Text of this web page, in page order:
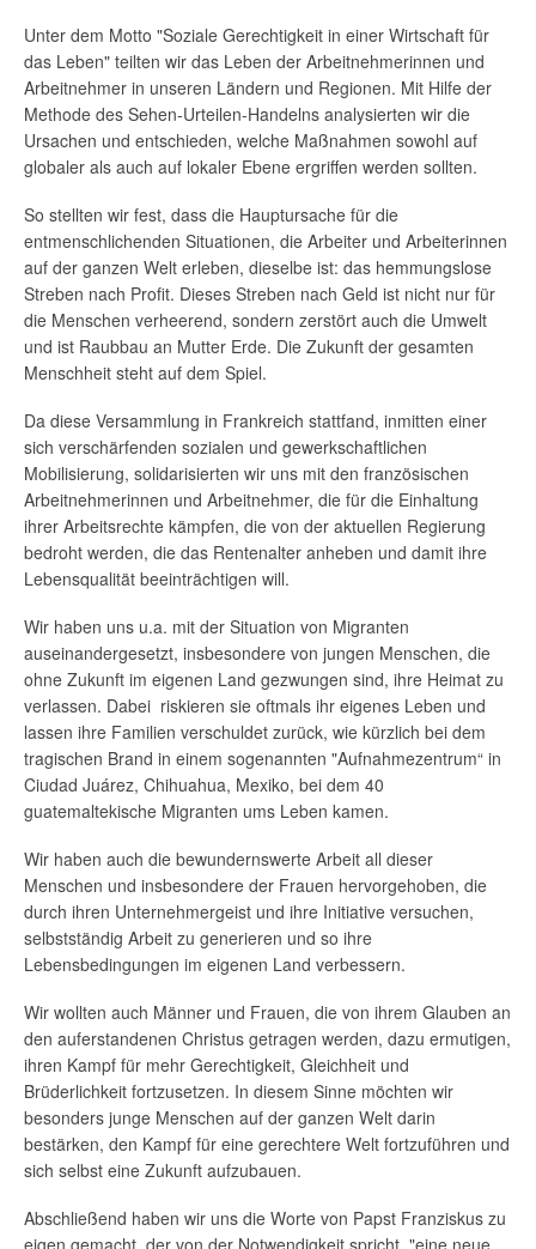
Unter dem Motto "Soziale Gerechtigkeit in einer Wirtschaft für
das Leben" teilten wir das Leben der Arbeitnehmerinnen und
Arbeitnehmer in unseren Ländern und Regionen. Mit Hilfe der
Methode des Sehen-Urteilen-Handelns analysierten wir die
Ursachen und entschieden, welche Maßnahmen sowohl auf
globaler als auch auf lokaler Ebene ergriffen werden sollten.
So stellten wir fest, dass die Hauptursache für die
entmenschlichenden Situationen, die Arbeiter und Arbeiterinnen
auf der ganzen Welt erleben, dieselbe ist: das hemmungslose
Streben nach Profit. Dieses Streben nach Geld ist nicht nur für
die Menschen verheerend, sondern zerstört auch die Umwelt
und ist Raubbau an Mutter Erde. Die Zukunft der gesamten
Menschheit steht auf dem Spiel.
Da diese Versammlung in Frankreich stattfand, inmitten einer
sich verschärfenden sozialen und gewerkschaftlichen
Mobilisierung, solidarisierten wir uns mit den französischen
Arbeitnehmerinnen und Arbeitnehmer, die für die Einhaltung
ihrer Arbeitsrechte kämpfen, die von der aktuellen Regierung
bedroht werden, die das Rentenalter anheben und damit ihre
Lebensqualität beeinträchtigen will.
Wir haben uns u.a. mit der Situation von Migranten
auseinandergesetzt, insbesondere von jungen Menschen, die
ohne Zukunft im eigenen Land gezwungen sind, ihre Heimat zu
verlassen. Dabei riskieren sie oftmals ihr eigenes Leben und
lassen ihre Familien verschuldet zurück, wie kürzlich bei dem
tragischen Brand in einem sogenannten "Aufnahmezentrum“ in
Ciudad Juárez, Chihuahua, Mexiko, bei dem 40
guatemaltekische Migranten ums Leben kamen.
Wir haben auch die bewundernswerte Arbeit all dieser
Menschen und insbesondere der Frauen hervorgehoben, die
durch ihren Unternehmergeist und ihre Initiative versuchen,
selbstständig Arbeit zu generieren und so ihre
Lebensbedingungen im eigenen Land verbessern.
Wir wollten auch Männer und Frauen, die von ihrem Glauben an
den auferstandenen Christus getragen werden, dazu ermutigen,
ihren Kampf für mehr Gerechtigkeit, Gleichheit und
Brüderlichkeit fortzusetzen. In diesem Sinne möchten wir
besonders junge Menschen auf der ganzen Welt darin
bestärken, den Kampf für eine gerechtere Welt fortzuführen und
sich selbst eine Zukunft aufzubauen.
Abschließend haben wir uns die Worte von Papst Franziskus zu
eigen gemacht, der von der Notwendigkeit spricht, "eine neue